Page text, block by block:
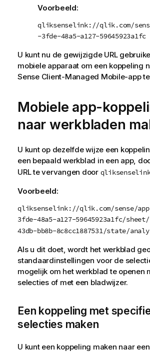
Voorbeeld:
qliksenselink://qlik.com/
-3fde-48a5-a127-59645923a1fc
U kunt nu de gewijzigde URL
mobiele apparaat om een koppeling
Sense Client-Managed Mobile-app
Mobiele app-
naar werkbladen
U kunt op dezelfde wijze een
een bepaald werkblad in een app,
URLte vervangen door
Voorbeeld:
qliksenselink://qlik.com/sense/
3fde-48a5-a127-59645923a1fc/
43db-bb8b-8c8cc1887531/state/
Als u dit doet, wordt het werkblad
standaardinstellingen voor de
mogelijk om het werkblad te openen
selecties of met een bladwijzer.
Een koppeling met
selecties maken
U kunt een koppeling maken naar